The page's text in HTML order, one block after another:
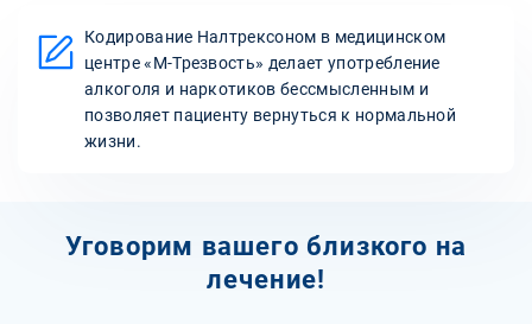
Кодирование Налтрексоном в медицинском
центре «М-Трезвость» делает употребление
алкоголя и наркотиков бессмысленным и
позволяет пациенту вернуться к нормальной
жизни.
Уговорим вашего близкого на
лечение!